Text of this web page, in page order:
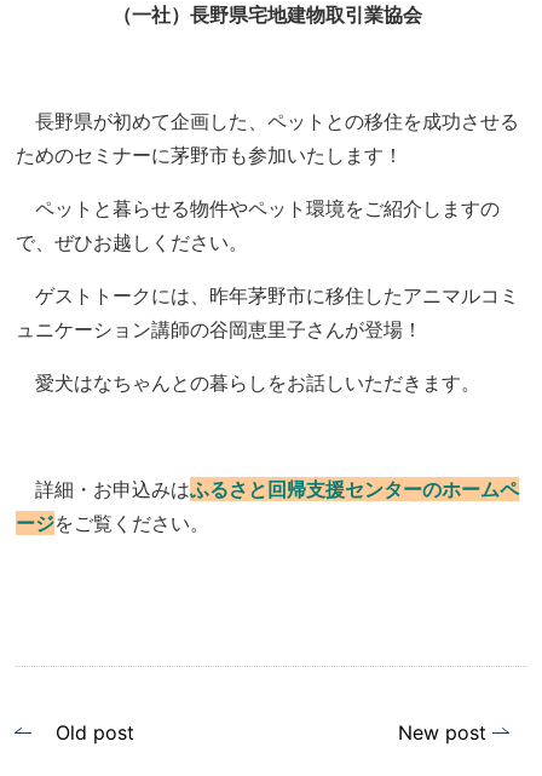
（一社）長野県宅地建物取引業協会
長野県が初めて企画した、ペットとの移住を成功させる
ためのセミナーに茅野市も参加いたします！
ペットと暮らせる物件やペット環境をご紹介しますの
で、ぜひお越しください。
ゲストトークには、昨年茅野市に移住したアニマルコミ
ュニケーション講師の谷岡恵里子さんが登場！
愛犬はなちゃんとの暮らしをお話しいただきます。
詳細・お申込みはふるさと回帰支援センターのホームペ
ージをご覧ください。
投
Old post New post